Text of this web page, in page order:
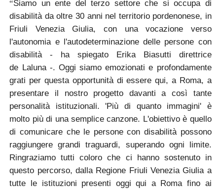
“Siamo un ente del terzo settore che si occupa di
disabilità da oltre 30 anni nel territorio pordenonese, in
Friuli Venezia Giulia, con una vocazione verso
l'autonomia e l'autodeterminazione delle persone con
disabilità - ha spiegato Erika Biasutti direttrice
de Laluna-. Oggi siamo emozionati e profondamente
grati per questa opportunità di essere qui, a Roma, a
presentare il nostro progetto davanti a così tante
personalità istituzionali. 'Più di quanto immagini' è
molto più di una semplice canzone. L'obiettivo è quello
di comunicare che le persone con disabilità possono
raggiungere grandi traguardi, superando ogni limite.
Ringraziamo tutti coloro che ci hanno sostenuto in
questo percorso, dalla Regione Friuli Venezia Giulia a
tutte le istituzioni presenti oggi qui a Roma fino ai